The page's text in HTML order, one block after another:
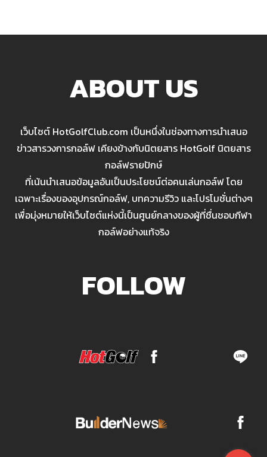
ABOUT US
เว็บไซต์ HotGolfClub.com เป็นหนึ่งในช่องทางการนำเสนอ
ข่าวสารวงการกอล์ฟ เคียงข้างกับนิตยสาร HotGolf นิตยสาร
กอล์ฟรายปักษ์
ที่เน้นนำเสนอข้อมูลอันเป็นประโยชน์ต่อคนเล่นกอล์ฟ โดย
เฉพาะเรื่องของอุปกรณ์กอล์ฟ, บทความรีวิว และโปรโมชั่นต่างๆ
เพื่อมุ่งหมายให้เว็บไซต์แห่งนี้เป็นศูนย์กลางของผู้ที่ชื่นชอบกีฬา
กอล์ฟอย่างแท้จริง
FOLLOW